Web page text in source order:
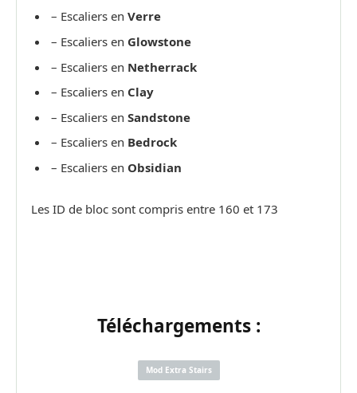
– Escaliers en Verre
– Escaliers en Glowstone
– Escaliers en Netherrack
– Escaliers en Clay
– Escaliers en Sandstone
– Escaliers en Bedrock
– Escaliers en Obsidian
Les ID de bloc sont compris entre 160 et 173
Téléchargements :
Mod Extra Stairs